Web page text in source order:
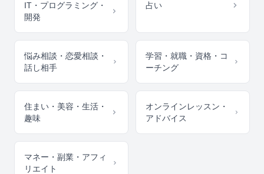
IT・プログラミング・
開発
占い
悩み相談・恋愛相談・
話し相手
学習・就職・資格・コ
ーチング
住まい・美容・生活・
趣味
オンラインレッスン・
アドバイス
マネー・副業・アフィ
リエイト